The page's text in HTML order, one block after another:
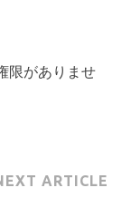
限がありませ
ARTICLE